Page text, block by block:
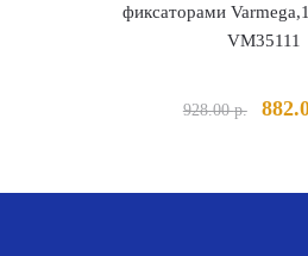
фиксаторами
VM35111
928.00р.